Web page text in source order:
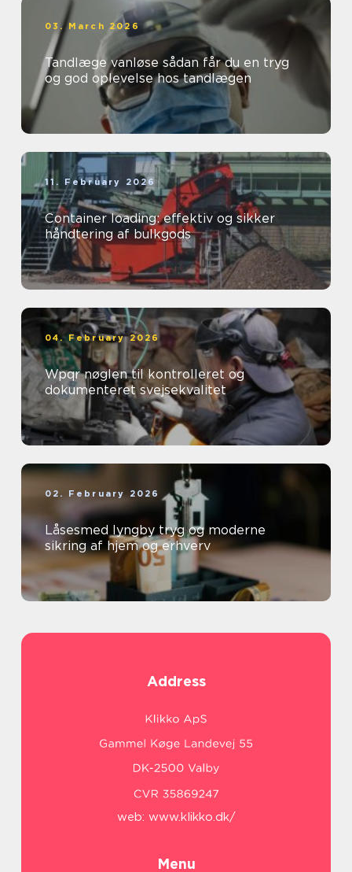
03. March 2026
Tandlæge vanløse sådan får du en tryg
og god oplevelse hos tandlægen
11. February 2026
Container loading: effektiv og sikker
håndtering af bulkgods
04. February 2026
Wpqr nøglen til kontrolleret og
dokumenteret svejsekvalitet
02. February 2026
Låsesmed lyngby tryg og moderne
sikring af hjem og erhverv
Address
web: www.klikko.dk/
Menu